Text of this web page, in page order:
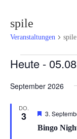
spile
Veranstaltungen spile
Heute -
wählen.
September 2026
DO.
3
Bingo
3.